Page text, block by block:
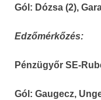
Gól: Dózsa (2),
Edzőmérkőzés:
Pénzügyőr SE-
Gól: Gaugecz,